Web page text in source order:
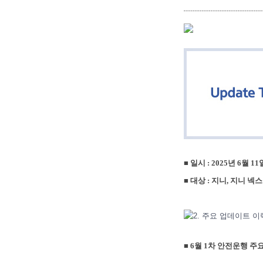
■ 일시 : 2025년 6월 11
■ 대상 : 지니, 지니 넥
■ 6월 1차 안전운행 주